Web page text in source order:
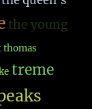
the young
thomas
treme